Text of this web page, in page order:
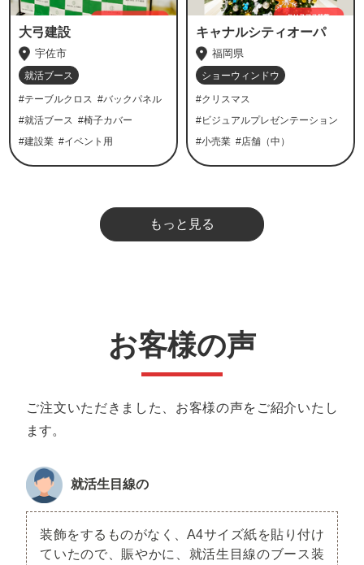
大弓建設
宇佐市
就活ブース
#テーブルクロス #バックパネル
#就活ブース #椅子カバー
#建設業 #イベント用
キャナルシティオーパ
福岡県
ショーウィンドウ
#クリスマス
#ビジュアルプレゼンテーション
#小売業 #店舗（中）
もっと見る
お客様の声
ご注文いただきました、お客様の声をご紹介いたし
ます。
就活生目線の
装飾をするものがなく、A4サイズ紙を貼り付け
ていたので、賑やかに、就活生目線のブース装